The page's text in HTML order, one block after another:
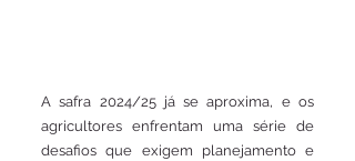
A safra 2024/25 já se aproxima, e os
agricultores enfrentam uma série de
desafios que exigem planejamento e